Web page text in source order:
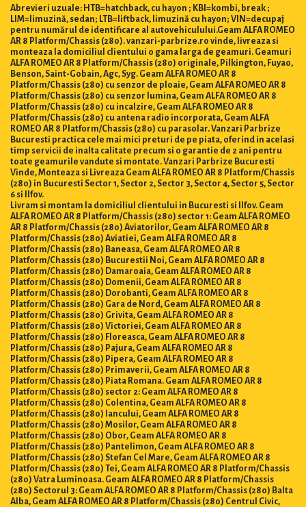
Abrevieri uzuale: HTB=hatchback, cu hayon ; KBI=kombi, break ;
LIM=limuzină, sedan; LTB=liftback, limuzină cu hayon; VIN=decupaj
pentru numărul de identificare al autovehiculului.Geam ALFA ROMEO
AR 8 Platform/Chassis (280). vanzari-parbrize.ro vinde, livreaza si
monteaza la domiciliul clientului o gama larga de geamuri. Geamuri
ALFA ROMEO AR 8 Platform/Chassis (280) originale, Pilkington, Fuyao,
Benson, Saint-Gobain, Agc, Syg. Geam ALFA ROMEO AR 8
Platform/Chassis (280) cu senzor de ploaie, Geam ALFA ROMEO AR 8
Platform/Chassis (280) cu senzor lumina, Geam ALFA ROMEO AR 8
Platform/Chassis (280) cu incalzire, Geam ALFA ROMEO AR 8
Platform/Chassis (280) cu antena radio incorporata, Geam ALFA
ROMEO AR 8 Platform/Chassis (280) cu parasolar. Vanzari Parbrize
Bucuresti practica cele mai mici preturi de pe piata, oferind in acelasi
timp servicii de inalta calitate precum si o garantie de 2 ani pentru
toate geamurile vandute si montate. Vanzari Parbrize Bucuresti
Vinde, Monteaza si Livreaza Geam ALFA ROMEO AR 8 Platform/Chassis
(280) in Bucuresti Sector 1, Sector 2, Sector 3, Sector 4, Sector 5, Sector
6 si Ilfov.
Livram si montam la domiciliul clientului in Bucuresti si Ilfov. Geam
ALFA ROMEO AR 8 Platform/Chassis (280) sector 1: Geam ALFA ROMEO
AR 8 Platform/Chassis (280) Aviatorilor, Geam ALFA ROMEO AR 8
Platform/Chassis (280) Aviatiei, Geam ALFA ROMEO AR 8
Platform/Chassis (280) Baneasa, Geam ALFA ROMEO AR 8
Platform/Chassis (280) Bucurestii Noi, Geam ALFA ROMEO AR 8
Platform/Chassis (280) Damaroaia, Geam ALFA ROMEO AR 8
Platform/Chassis (280) Domenii, Geam ALFA ROMEO AR 8
Platform/Chassis (280) Dorobanti, Geam ALFA ROMEO AR 8
Platform/Chassis (280) Gara de Nord, Geam ALFA ROMEO AR 8
Platform/Chassis (280) Grivita, Geam ALFA ROMEO AR 8
Platform/Chassis (280) Victoriei, Geam ALFA ROMEO AR 8
Platform/Chassis (280) Floreasca, Geam ALFA ROMEO AR 8
Platform/Chassis (280) Pajura, Geam ALFA ROMEO AR 8
Platform/Chassis (280) Pipera, Geam ALFA ROMEO AR 8
Platform/Chassis (280) Primaverii, Geam ALFA ROMEO AR 8
Platform/Chassis (280) Piata Romana. Geam ALFA ROMEO AR 8
Platform/Chassis (280) sector 2: Geam ALFA ROMEO AR 8
Platform/Chassis (280) Colentina, Geam ALFA ROMEO AR 8
Platform/Chassis (280) Iancului, Geam ALFA ROMEO AR 8
Platform/Chassis (280) Mosilor, Geam ALFA ROMEO AR 8
Platform/Chassis (280) Obor, Geam ALFA ROMEO AR 8
Platform/Chassis (280) Pantelimon, Geam ALFA ROMEO AR 8
Platform/Chassis (280) Stefan Cel Mare, Geam ALFA ROMEO AR 8
Platform/Chassis (280) Tei, Geam ALFA ROMEO AR 8 Platform/Chassis
(280) Vatra Luminoasa. Geam ALFA ROMEO AR 8 Platform/Chassis
(280) Sectorul 3: Geam ALFA ROMEO AR 8 Platform/Chassis (280) Balta
Alba, Geam ALFA ROMEO AR 8 Platform/Chassis (280) Centrul Civic,